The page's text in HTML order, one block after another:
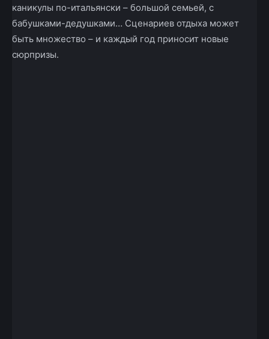
каникулы по-итальянски – большой семьей, с
бабушками-дедушками… Сценариев отдыха может
быть множество – и каждый год приносит новые
сюрпризы.